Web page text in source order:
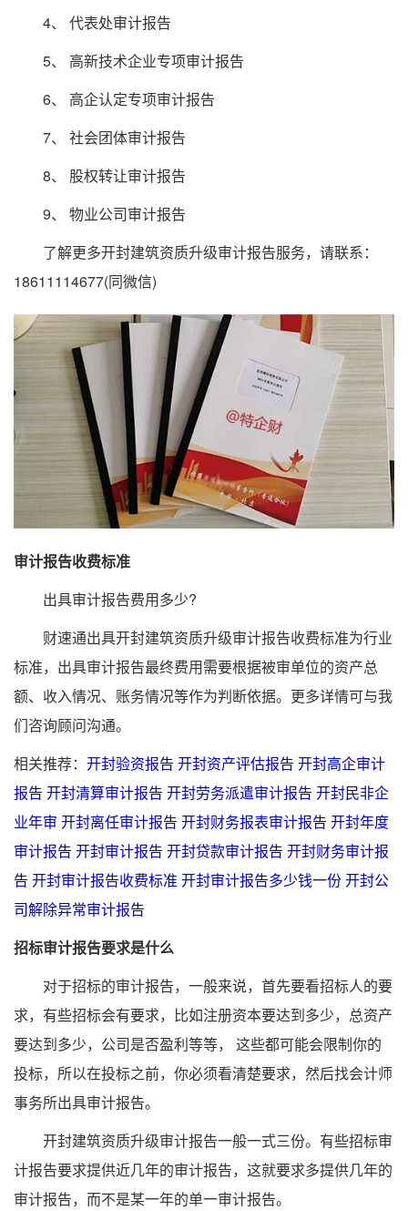
4、 代表处审计报告
5、 高新技术企业专项审计报告
6、 高企认定专项审计报告
7、 社会团体审计报告
8、 股权转让审计报告
9、 物业公司审计报告
了解更多开封建筑资质升级审计报告服务，请联系：
18611114677(同微信)
审计报告收费标准
出具审计报告费用多少?
财速通出具开封建筑资质升级审计报告收费标准为行业
标准，出具审计报告最终费用需要根据被审单位的资产总
额、收入情况、账务情况等作为判断依据。更多详情可与我
们咨询顾问沟通。
相关推荐： 开封验资报告 开封资产评估报告 开封高企审计
报告 开封清算审计报告 开封劳务派遣审计报告 开封民非企
业年审 开封离任审计报告 开封财务报表审计报告 开封年度
审计报告 开封审计报告 开封贷款审计报告 开封财务审计报
告 开封审计报告收费标准 开封审计报告多少钱一份开封公
司解除异常审计报告
招标审计报告要求是什么
对于招标的审计报告，一般来说，首先要看招标人的要
求，有些招标会有要求，比如注册资本要达到多少，总资产
要达到多少，公司是否盈利等等， 这些都可能会限制你的
投标，所以在投标之前，你必须看清楚要求，然后找会计师
事务所出具审计报告。
开封建筑资质升级审计报告一般一式三份。有些招标审
计报告要求提供近几年的审计报告，这就要求多提供几年的
审计报告，而不是某一年的单一审计报告。